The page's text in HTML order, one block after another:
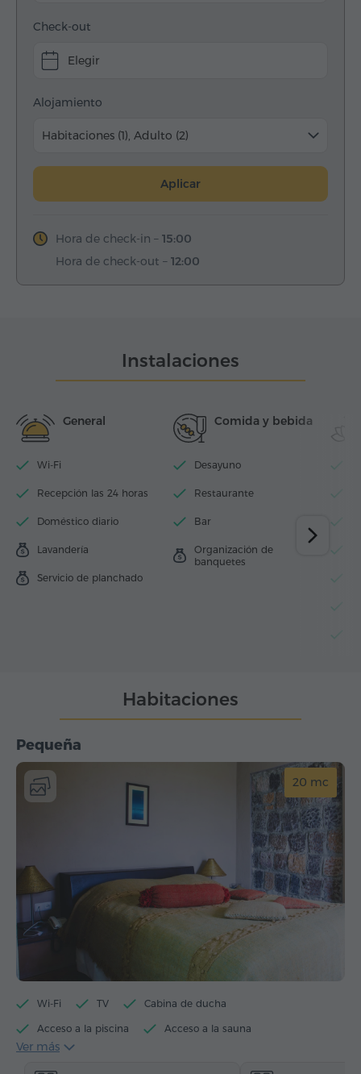
Check-out
Elegir
Alojamiento
Habitaciones (1), Adulto (2)
Aplicar
Hora de check-in – 15:00
Hora de check-out – 12:00
Instalaciones
General
Wi-Fi
Recepción las 24 horas
Doméstico diario
Lavandería
Servicio de planchado
Comida y bebida
Desayuno
Restaurante
Bar
Organización de
banquetes
Pequeña
20 mc
Wi-Fi TV Cabina de ducha
Acceso a la piscina Acceso a la sauna
Acceso a jacuzzi
Ver más
Habitaciones